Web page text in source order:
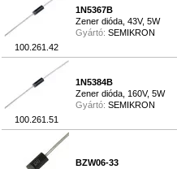
100.261.42
1N5367B
Zener dióda, 43V, 5W
Gyártó: SEMIKRON
100.261.51
1N5384B
Zener dióda, 160V, 5W
Gyártó: SEMIKRON
BZW06-33